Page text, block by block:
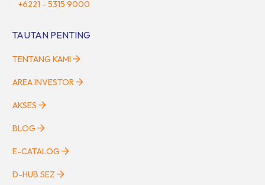
+6221 - 5315 9000
TAUTAN PENTING
TENTANG KAMI
AREA INVESTOR
AKSES
BLOG
E-CATALOG
D-HUB SEZ